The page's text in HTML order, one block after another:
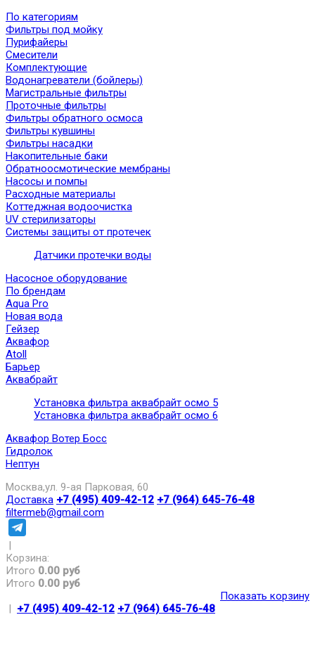
По категориям
Фильтры под мойку
Пурифайеры
Смесители
Комплектующие
Водонагреватели (бойлеры)
Магистральные фильтры
Проточные фильтры
Фильтры обратного осмоса
Фильтры кувшины
Фильтры насадки
Накопительные баки
Обратноосмотические мембраны
Насосы и помпы
Расходные материалы
Коттеджная водоочистка
UV стерилизаторы
Системы защиты от протечек
Датчики протечки воды
Насосное оборудование
По брендам
Aqua Pro
Новая вода
Гейзер
Аквафор
Atoll
Барьер
Аквабрайт
Установка фильтра аквабрайт осмо 5
Установка фильтра аквабрайт осмо 6
Аквафор Вотер Босс
Гидролок
Нептун
Москва,ул. 9-ая Парковая, 60
Доставка +7 (495) 409-42-12 +7 (964) 645-76-48
filtermeb@gmail.com
|
Корзина:
Итого 0.00 руб
Итого 0.00 руб
Показать корзину
| +7 (495) 409-42-12 +7 (964) 645-76-48